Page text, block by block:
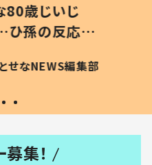
80歳じいじ
ひ孫の反応に
愛くて仕方な
せなNEWS編集部
集！